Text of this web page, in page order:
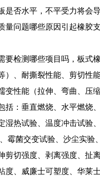
否水平，不平受力将会
问题哪些原因引起橡胶
检测哪些项目吗，板式
、耐撕裂性能、剪切性
性能（拉伸、弯曲、压
：垂直燃烧、水平燃烧
湿热试验、温度冲击试验
霉菌交变试验、沙尘实验
切强度、剥离强度、扯
、威廉士可塑度、华莱